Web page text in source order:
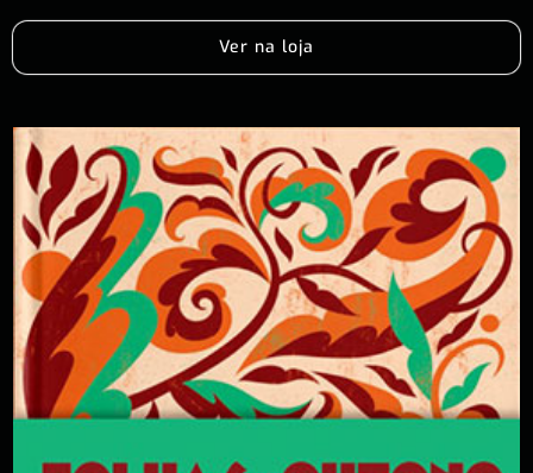
Ver na loja